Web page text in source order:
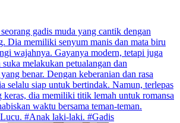
gadis muda yang cantik dengan
Dia memiliki senyum manis dan mata biru
wajahnya. Gayanya modern, tetapi juga
melakukan petualangan dan
benar. Dengan keberanian dan rasa
selalu siap untuk bertindak. Namun, terlepas
keras, dia memiliki titik lemah untuk romansa
waktu bersama teman-teman.
#Anak laki-laki. #Gadis